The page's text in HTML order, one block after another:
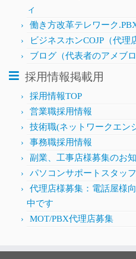
ィ
働き方改革テレワーク
ビジネスホンCOJP（代理
ブログ（代表者のアメブロ
採用情報掲載用
採用情報TOP
営業職採用情報
技術職(ネットワークエン
事務職採用情報
副業、工事店様募集のお
パソコンサポートスタッ
代理店様募集：電話屋様
中です
MOT/PBX代理店募集